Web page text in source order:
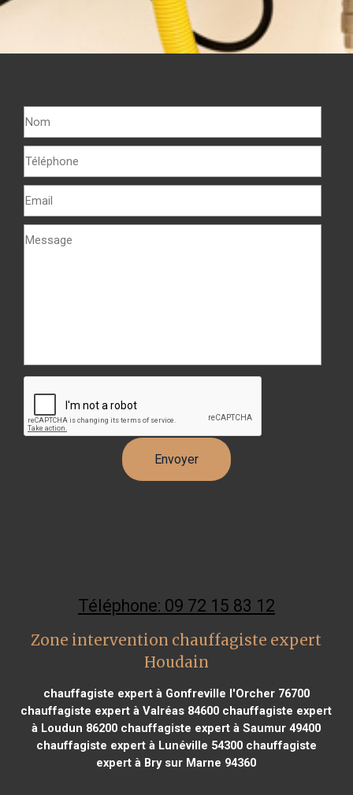
Téléphone: 09 72 15 83 12
Zone intervention chauffagiste expert
Houdain
chauffagiste expert à Gonfreville l'Orcher 76700
chauffagiste expert à Valréas 84600 chauffagiste expert
à Loudun 86200 chauffagiste expert à Saumur 49400
chauffagiste expert à Lunéville 54300chauffagiste
expert à Bry sur Marne 94360